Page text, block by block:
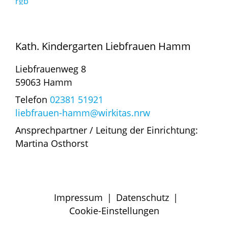
Kath. Kindergarten Liebfrauen Hamm
Liebfrauenweg 8
59063 Hamm
Telefon 02381 51921
liebfrauen-hamm@wirkitas.nrw
Ansprechpartner / Leitung der Einrichtung:
Martina Osthorst
Impressum | Datenschutz |
Cookie-Einstellungen